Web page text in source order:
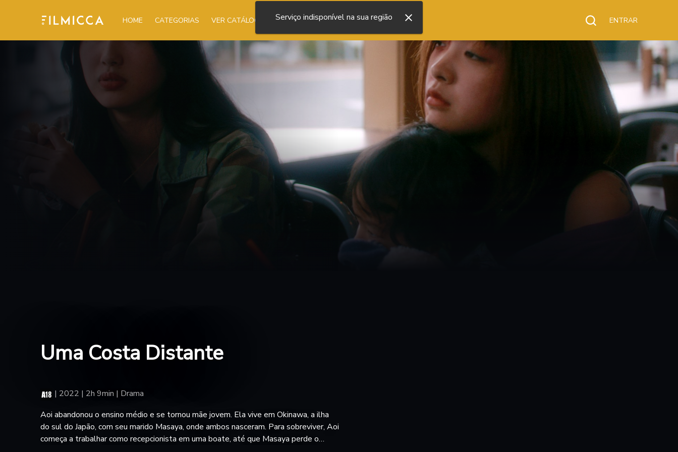
HOME CATEGORIAS VER CATÁLOGO NOSSA LOJA ENTRAR
Serviço indisponível na sua região
Uma Costa Distante
| 2022 | 2h 9min | Drama
Aoi abandonou o ensino médio e se tornou mãe jovem. Ela vive em Okinawa, a ilha
do sul do Japão, com seu marido Masaya, onde ambos nasceram. Para sobreviver, Aoi
começa a trabalhar como recepcionista em uma boate, até que Masaya perde o